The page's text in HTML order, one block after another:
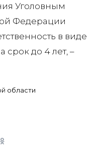
Уголовным
Федерации
в виде
до 4 лет, –
области